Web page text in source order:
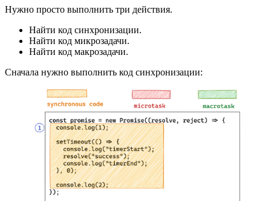
Нужно просто выполнить три действия.
Найти код синхронизации.
Найти код микрозадачи.
Найти код макрозадачи.
Сначала нужно выполнить код синхронизации: